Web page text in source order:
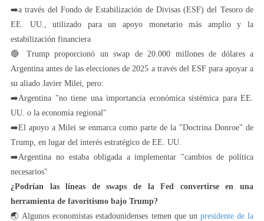
➡️a través del Fondo de Estabilización de Divisas (ESF) del Tesoro de
EE. UU., utilizado para un apoyo monetario más amplio y la
estabilización financiera
🔴 Trump proporcionó un swap de 20.000 millones de dólares a
Argentina antes de las elecciones de 2025 a través del ESF para apoyar a
su aliado Javier Milei, pero:
➡️Argentina "no tiene una importancia económica sistémica para EE.
UU. o la economía regional"
➡️El apoyo a Milei se enmarca como parte de la "Doctrina Donroe" de
Trump, en lugar del interés estratégico de EE. UU.
➡️Argentina no estaba obligada a implementar "cambios de política
necesarios"
¿Podrían las líneas de swaps de la Fed convertirse en una
herramienta de favoritismo bajo Trump?
🌏 Algunos economistas estadounidenses temen que un presidente de la